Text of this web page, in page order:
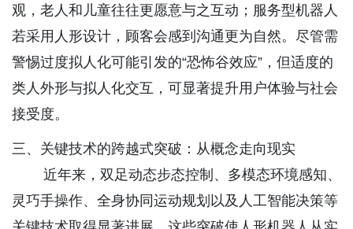
观，老人和儿童往往更愿意与之互动；服务型机器人
若采用人形设计，顾客会感到沟通更为自然。尽管需
警惕过度拟人化可能引发的“恐怖谷效应”，但适度的
类人外形与拟人化交互，可显著提升用户体验与社会
接受度。
三、关键技术的跨越式突破：从概念走向现实
近年来，双足动态步态控制、多模态环境感知、
灵巧手操作、全身协同运动规划以及人工智能决策等